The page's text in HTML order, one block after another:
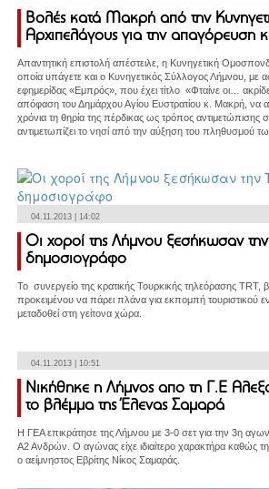
Βολές κατά Μακρή από την
Αρχιπελάγους για την απαγόρευση
Απαντητική επιστολή απέστειλε, η Κυνηγετική
οποία υπάγετε και ο Κυνηγετικός Σύλλογος Λήμνου, με
εφημερίδας «Εμπρός», που έχει τίτλο «Φταίνε οι…
απόφαση του Δημάρχου Αγίου Ευστρατίου κ. Μακρή, να
χρόνια τη θηρία της πέρδικας ως τρόπος
αντιμετωπίζει το νησί από την αύξηση του πληθυσμού
04.11.2013 | 14:02
Οι χοροί της Λήμνου ξεσήκωσαν
δημοσιογράφο
Το συνεργείο της κρατικής Τουρκικής τηλεόρασης TRT,
προκειμένου να πάρει πλάνα για εκπομπή τουριστικού
μεταδοθεί στη γείτονα χώρα.
04.11.2013 | 10:51
Νικήθηκε η Λήμνος απο τη Γ.Ε
το βλέμμα της Έλενας Σαμαρά
Η ΓΕΑ επικράτησε της Λήμνου με 3-0 σετ για την 3η
Α2 Ανδρών. Ο αγώνας είχε ιδιαίτερο χαρακτήρα καθώς
ο αείμνηστος Εβρίτης Νίκος Σαμαράς.